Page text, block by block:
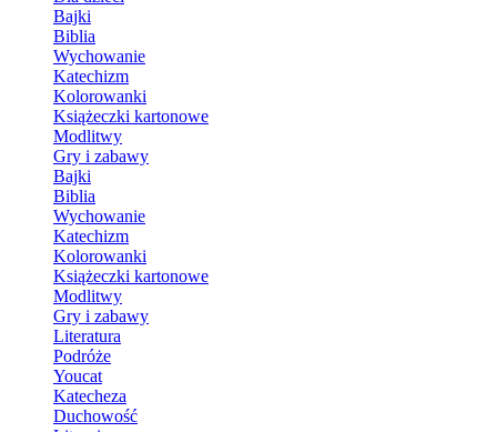
Bajki
Biblia
Wychowanie
Katechizm
Kolorowanki
Książeczki kartonowe
Modlitwy
Gry i zabawy
Bajki
Biblia
Wychowanie
Katechizm
Kolorowanki
Książeczki kartonowe
Modlitwy
Gry i zabawy
Literatura
Podróże
Youcat
Katecheza
Duchowość